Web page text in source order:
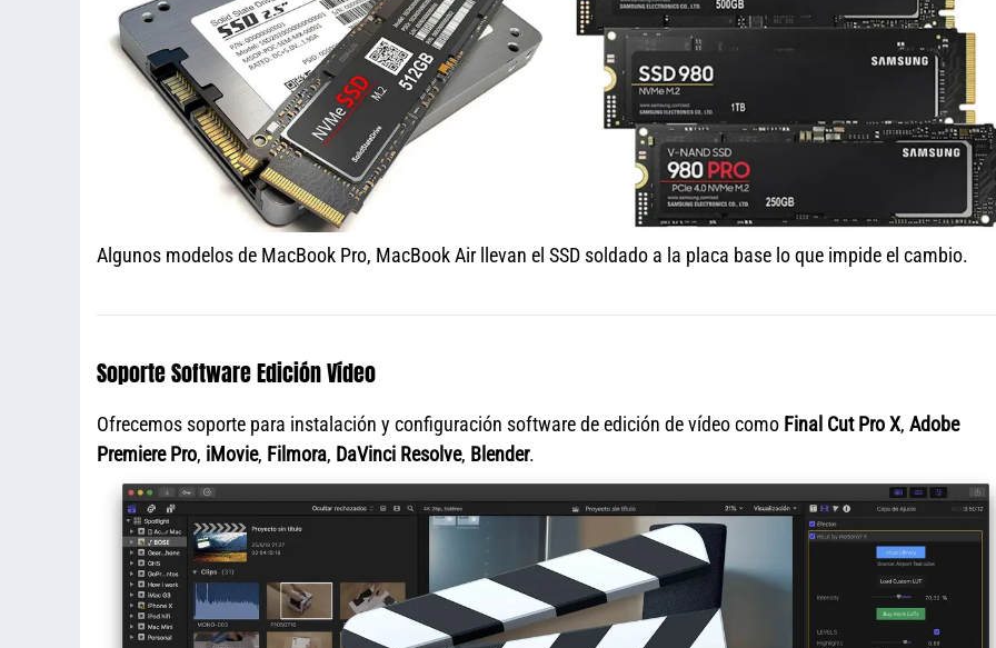
Algunos modelos de MacBook Pro, MacBook Air llevan el SSD soldado a la placa base lo que impide el cambio.
Soporte Software Edición Vídeo
Ofrecemos soporte para instalación y configuración software de edición de vídeo como Final Cut Pro X, Adobe
Premiere Pro, iMovie, Filmora, DaVinci Resolve, Blender.